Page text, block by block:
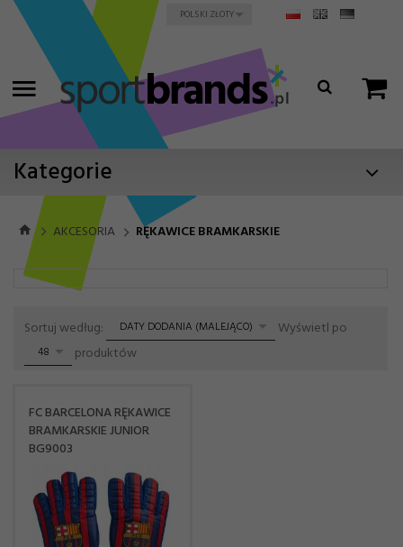
currency_h
POLSKI ZŁOTY
Kategorie
AKCESORIA RĘKAWICE BRAMKARSKIE
Sortuj według: sortDATY DODANIA (MALEJĄCO) Wyświetl po
48 produktów
FC BARCELONA RĘKAWICE
BRAMKARSKIE JUNIOR
BG9003